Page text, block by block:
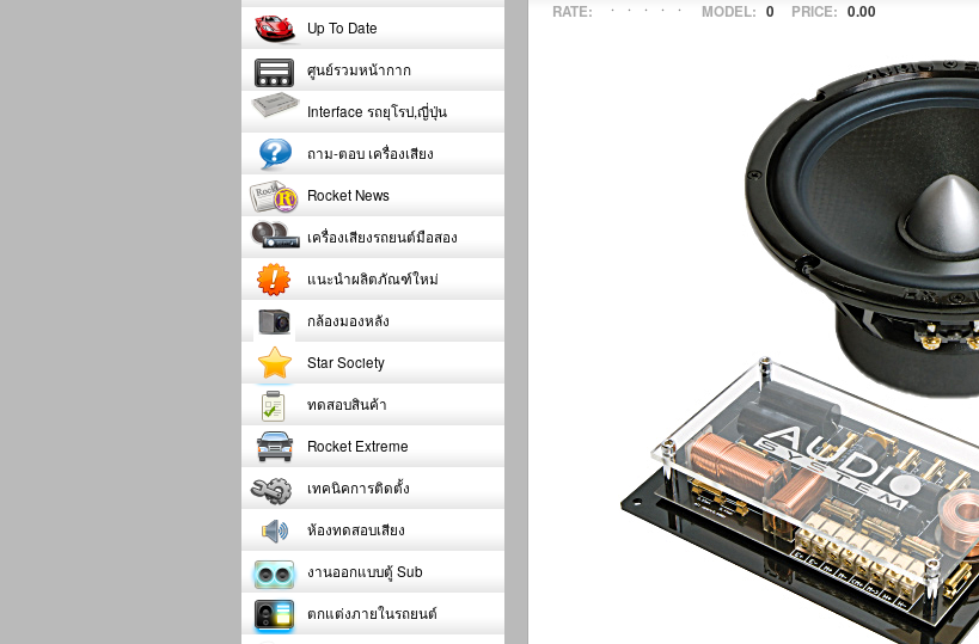
RATE: MODEL: 0 PRICE: 0.00
Up To Date
ศูนย์รวมหน้ากาก
Interface รถยุโรป,ญี่ปุ่น
ถาม-ตอบ เครื่องเสียง
Rocket News
เครื่องเสียงรถยนต์มือสอง
แนะนำผลิตภัณฑ์ใหม่
กล้องมองหลัง
Star Society
ทดสอบสินค้า
Rocket Extreme
เทคนิคการติดตั้ง
ห้องทดสอบเสียง
งานออกแบบตู้ Sub
ตกแต่งภายในรถยนต์